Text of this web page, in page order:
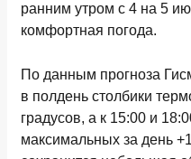
ранним утром с 4 на 5
комфортная погода.
По данным прогноза
в полдень столбики
градусов, а к 15:00 и
максимальных за день